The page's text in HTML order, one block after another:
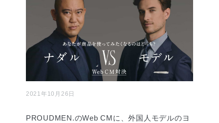
2021年10月26日
PROUDMEN.のWeb CMに、外国人モデルのヨ